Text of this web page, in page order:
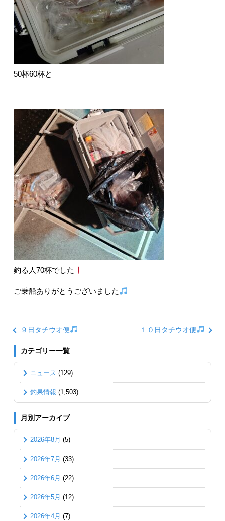
50杯60杯と
釣る人70杯でした
ご乗船ありがとうございました
９日タチウオ便 １０日タチウオ便
カテゴリー一覧
ニュース (129)
釣果情報 (1,503)
月別アーカイブ
2026年8月 (5)
2026年7月 (33)
2026年6月 (22)
2026年5月 (12)
2026年4月 (7)